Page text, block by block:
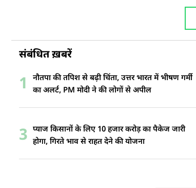
संबंधित ख़बरें
1
नौतपा की तपिश से बढ़ी चिंता, उत्तर भारत में भीषण गर्मी
का अलर्ट, PM मोदी ने की लोगों से अपील
3 प्याज किसानों के लिए 10 हजार करोड़ का पैकेज जारी
होगा, गिरते भाव से राहत देने की योजना